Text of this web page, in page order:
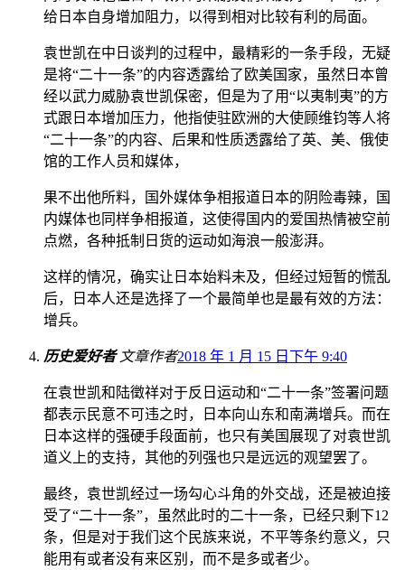
给日本自身增加阻力，以得到相对比较有利的局面。
袁世凯在中日谈判的过程中，最精彩的一条手段，无疑
是将“二十一条”的内容透露给了欧美国家，虽然日本曾
经以武力威胁袁世凯保密，但是为了用“以夷制夷”的方
式跟日本增加压力，他指使驻欧洲的大使顾维钧等人将
“二十一条”的内容、后果和性质透露给了英、美、俄使
馆的工作人员和媒体，
果不出他所料，国外媒体争相报道日本的阴险毒辣，国
内媒体也同样争相报道，这使得国内的爱国热情被空前
点燃，各种抵制日货的运动如海浪一般澎湃。
这样的情况，确实让日本始料未及，但经过短暂的慌乱
后，日本人还是选择了一个最简单也是最有效的方法：
增兵。
历史爱好者 文章作者2018 年 1 月 15 日下午 9:40
在袁世凯和陆徵祥对于反日运动和“二十一条”签署问题
都表示民意不可违之时，日本向山东和南满增兵。而在
日本这样的强硬手段面前，也只有美国展现了对袁世凯
道义上的支持，其他的列强也只是远远的观望罢了。
最终，袁世凯经过一场勾心斗角的外交战，还是被迫接
受了“二十一条”，虽然此时的二十一条，已经只剩下12
条，但是对于我们这个民族来说，不平等条约意义，只
能用有或者没有来区别，而不是多或者少。